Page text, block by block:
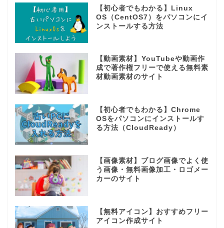
【初心者でもわかる】Linux
OS（CentOS7）をパソコンにイ
ンストールする方法
【動画素材】YouTubeや動画作
成で著作権フリーで使える無料素
材動画素材のサイト
【初心者でもわかる】Chrome
OSをパソコンにインストールす
る方法（CloudReady）
【画像素材】ブログ画像でよく使
う画像・無料画像加工・ロゴメー
カーのサイト
【無料アイコン】おすすめフリー
アイコン作成サイト